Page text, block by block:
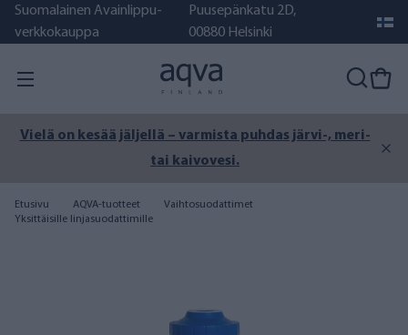
Suomalainen Avainlippu-
verkkokauppa
Puusepänkatu 2D,
00880 Helsinki
Vielä on kesää jäljellä – varmista puhdas järvi-, meri-
tai kaivovesi.
Etusivu AQVA-tuotteet
Vaihtosuodattimet
Yksittäisille linjasuodattimille